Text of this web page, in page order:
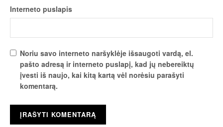
Interneto puslapis
Noriu savo interneto naršyklėje išsaugoti vardą, el.
pašto adresą ir interneto puslapį, kad jų nebereiktų
įvesti iš naujo, kai kitą kartą vėl norėsiu parašyti
komentarą.